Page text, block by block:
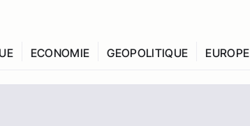
ECONOMIE GEOPOLITIQUE EUROPE